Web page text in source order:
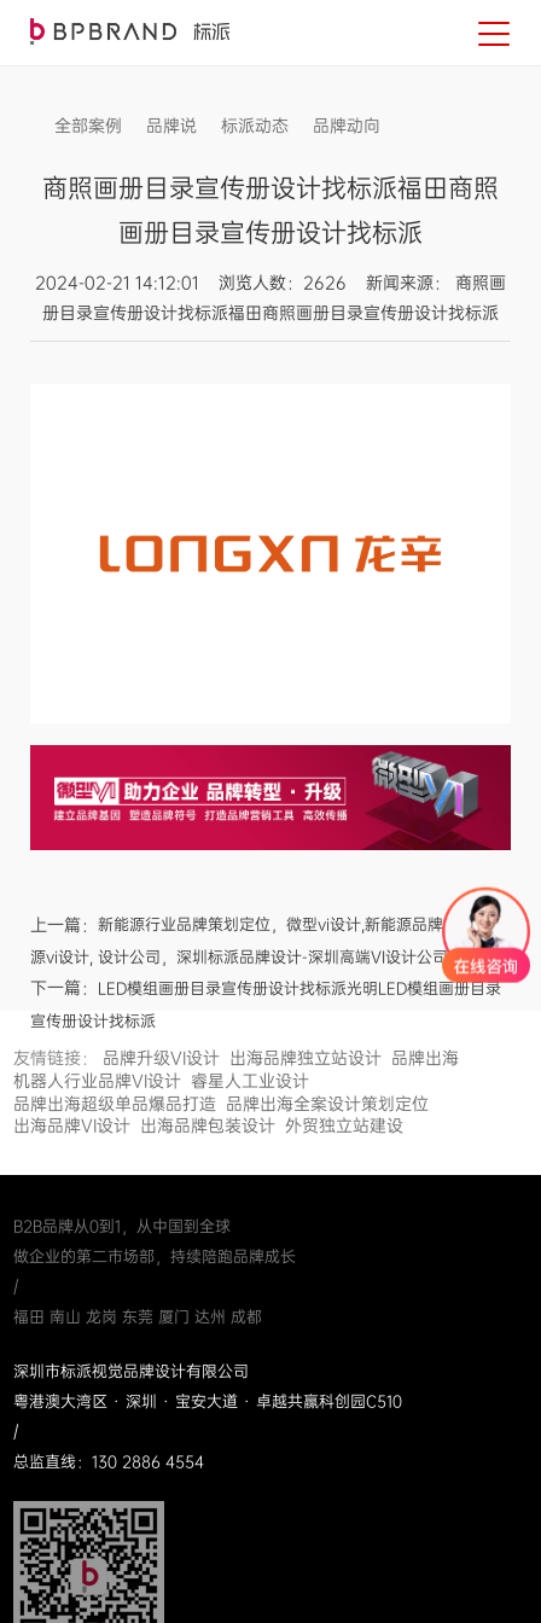
全部案例 品牌说 标派动态 品牌动向
商照画册目录宣传册设计找标派福田商照
画册目录宣传册设计找标派
2024-02-21 14:12:01 浏览人数：2626 新闻来源： 商照画
册目录宣传册设计找标派福田商照画册目录宣传册设计找标派
上一篇： 新能源行业品牌策划定位，微型vi设计,新能源品牌设计,新能
源vi设计, 设计公司，深圳标派品牌设计-深圳高端VI设计公司
下一篇： LED模组画册目录宣传册设计找标派光明LED模组画册目录
宣传册设计找标派
友情链接： 品牌升级VI设计 出海品牌独立站设计 品牌出海
机器人行业品牌VI设计 睿星人工业设计
品牌出海超级单品爆品打造 品牌出海全案设计策划定位
出海品牌VI设计 出海品牌包装设计 外贸独立站建设
B2B品牌从0到1，从中国到全球
做企业的第二市场部，持续陪跑品牌成长
/
福田 南山 龙岗 东莞 厦门 达州 成都
深圳市标派视觉品牌设计有限公司
粤港澳大湾区 · 深圳 · 宝安大道 · 卓越共赢科创园C510
/
总监直线：130 2886 4554